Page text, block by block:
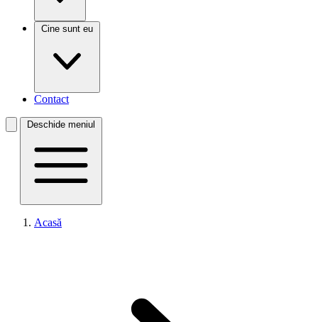
Cine sunt eu
Contact
Deschide meniul
Acasă